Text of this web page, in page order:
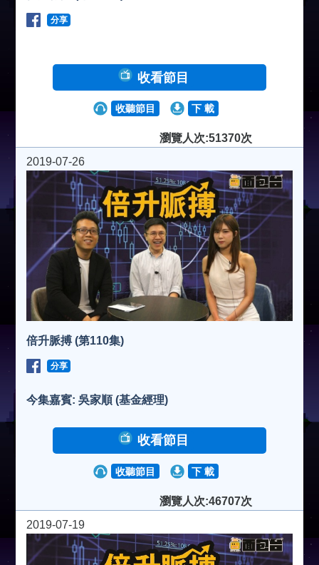
分享
收看節目
收聽節目 下 載
瀏覽人次:51370次
2019-07-26
倍升脈搏 (第110集)
分享
今集嘉賓: 吳家順 (基金經理)
收看節目
收聽節目 下 載
瀏覽人次:46707次
2019-07-19